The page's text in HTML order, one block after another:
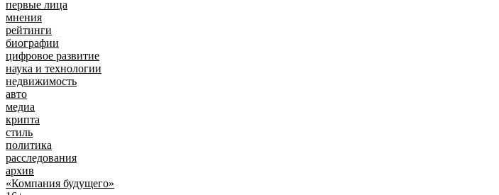
первые лица
мнения
рейтинги
биографии
цифровое развитие
наука и технологии
недвижимость
авто
медиа
крипта
стиль
политика
расследования
архив
«Компания будущего»